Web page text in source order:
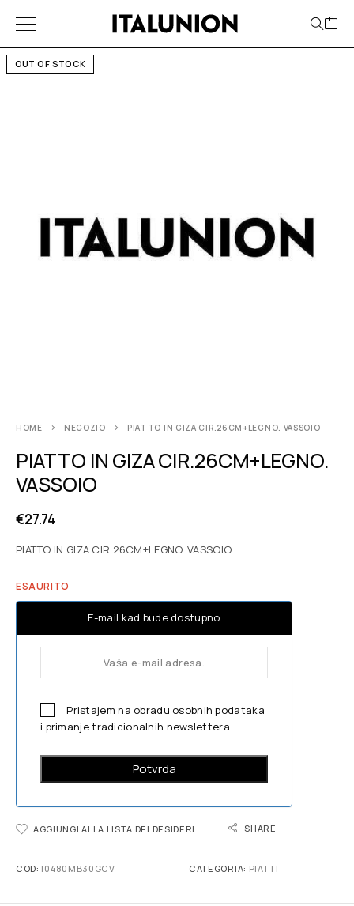
OUT OF STOCK
HOME NEGOZIO PIATTO IN GIZA CIR.26CM+LEGNO. VASSOIO
PIATTO IN GIZA CIR.26CM+LEGNO.
VASSOIO
€27.74
PIATTO IN GIZA CIR.26CM+LEGNO. VASSOIO
ESAURITO
E-mail kad bude dostupno
Pristajem na obradu osobnih podataka
i primanje tradicionalnih newslettera
AGGIUNGI ALLA LISTA DEI DESIDERI SHARE
COD: I0480MB30GCV CATEGORIA: PIATTI